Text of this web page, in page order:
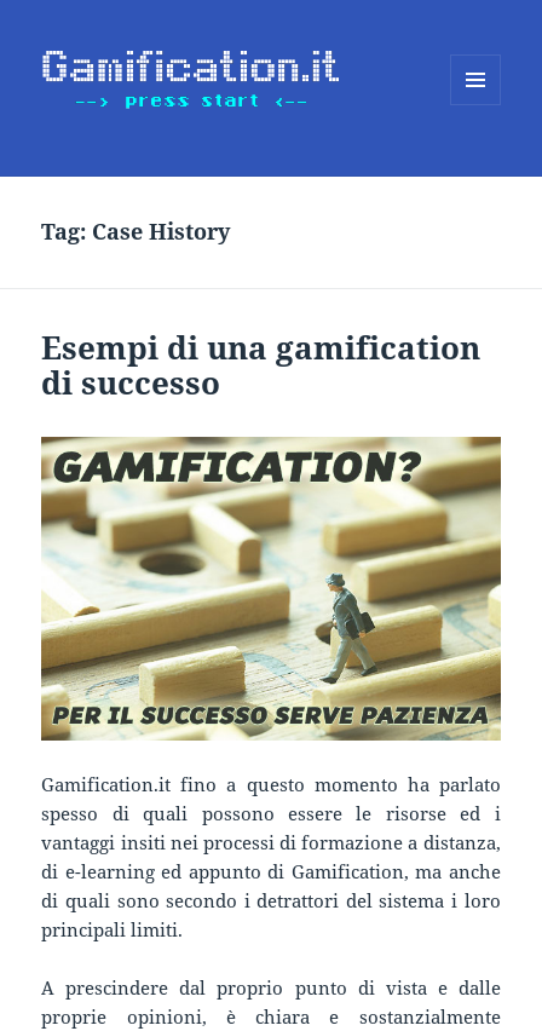
Tag: Case History
Esempi di una gamification
di successo
Gamification.it fino a questo momento ha parlato
spesso di quali possono essere le risorse ed i
vantaggi insiti nei processi di formazione a distanza,
di e-learning ed appunto di Gamification, ma anche
di quali sono secondo i detrattori del sistema i loro
principali limiti.
A prescindere dal proprio punto di vista e dalle
proprie opinioni, è chiara e sostanzialmente